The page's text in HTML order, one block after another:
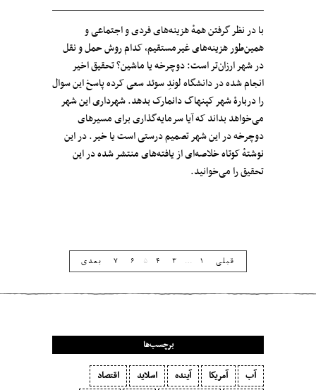
با در نظر گرفتن همهٔ هزینه‌های فردی و اجتماعی و
همین‌طور هزینه‌های غیرمستقیم، کدام روش حمل و نقل
در شهر ارزان‌تر است: دوچرخه یا ماشین؟ تحقیق اخیر
انجام شده در دانشگاه لوندِ سوئد سعی کرده پاسخ این سوال
را دربارهٔ شهر کپنهاگ دانمارک بدهد. شهرداری این شهر
می‌خواهد بداند که آیا سرمایه‌گذاری برای مسیرهای
دوچرخه در این شهر تصمیم درستی است یا خیر. در این
نوشتهٔ کوتاه خلاصه‌ای از یافته‌های منتشر شده در این
تحقیق را می‌خوانید.
قبلی ۱ … ۳ ۴ ۵ ۶ ۷ بعدی
برچسب‌ها
آب آمریکا آینده اسلاید
اقتصاد